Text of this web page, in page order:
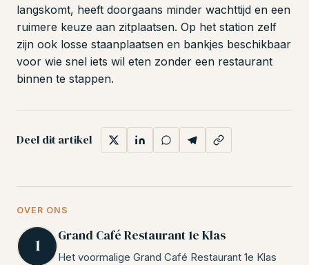
langskomt, heeft doorgaans minder wachttijd en een
ruimere keuze aan zitplaatsen. Op het station zelf
zijn ook losse staanplaatsen en bankjes beschikbaar
voor wie snel iets wil eten zonder een restaurant
binnen te stappen.
Deel dit artikel
OVER ONS
Grand Café Restaurant 1e Klas
Het voormalige Grand Café Restaurant 1e Klas